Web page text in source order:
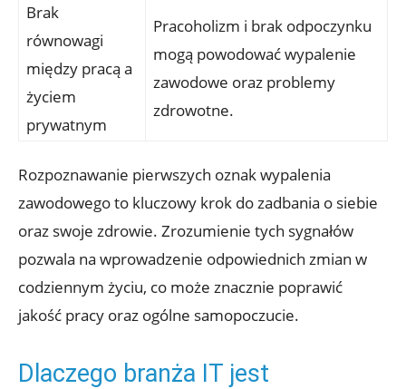
Brak
równowagi
między pracą a
życiem
prywatnym
Pracoholizm i brak odpoczynku
mogą powodować wypalenie
zawodowe oraz problemy
zdrowotne.
Rozpoznawanie pierwszych oznak wypalenia
zawodowego to kluczowy krok do zadbania o siebie
oraz swoje zdrowie. Zrozumienie tych sygnałów
pozwala na wprowadzenie odpowiednich zmian w
codziennym życiu, co może znacznie poprawić
jakość pracy oraz ogólne samopoczucie.
Dlaczego branża IT jest